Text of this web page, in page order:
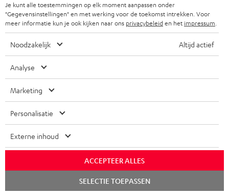
Vervangende onderdelen
AIRY TWS 2 oortje rechts
Vervangend oortje voor AIRY
99
AIRY TWS 2 oortje links
Vervangend oortje voor AIRY
TWS 2 (links)
99
Je kunt alle toestemmingen op elk moment aanpassen onder
"Gegevensinstellingen" en met werking voor de toekomst intrekken. Voor
meer informatie kun je ook kijken naar ons privacybeleiden het impressum
Noodzakelijk Altijd actief
Analyse
Marketing
Personalisatie
Externe inhoud
ACCEPTEER ALLES
SELECTIE TOEPASSEN